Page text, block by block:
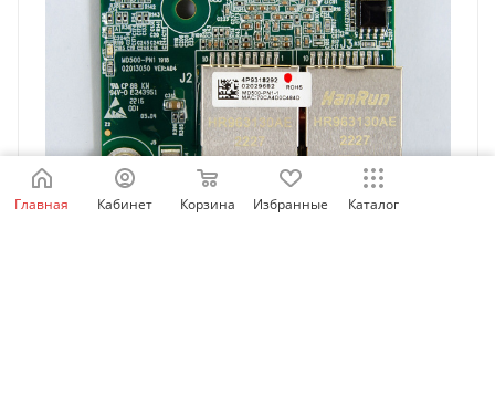
Главная Кабинет Корзина Избранные Каталог